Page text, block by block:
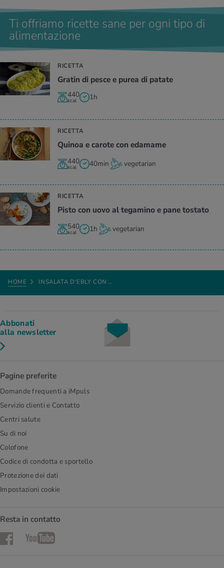
Ti offriamo ricette sane per ogni tipo di
alimentazione
RICETTA
Gratin di pesce e purea di patate
440
kcal 1h
RICETTA
Quinoa e carote con edamame
440
kcal 40min vegetarian
RICETTA
Pisto con uovo al tegamino e pane tostato
540
kcal 1h vegetarian
HOME INSALATA D'EBLY CON …
Abbonati
alla newsletter
Pagine preferite
Domande frequenti a iMpuls
Servizio clienti e Contatto
Centri salute
Su di noi
Colofone
Codice di condotta e sportello
Protezione dei dati
Impostazioni cookie
Resta in contatto
FacebookYouTube